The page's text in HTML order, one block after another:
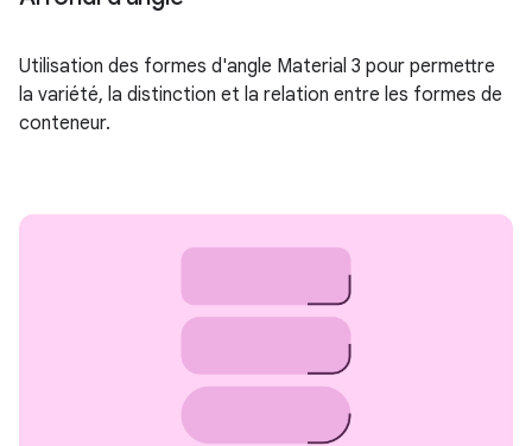
Utilisation des formes d'angle Material 3 pour permettre
la variété, la distinction et la relation entre les formes de
conteneur.